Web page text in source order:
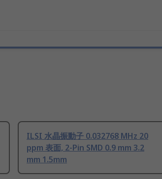
ILSI 水晶振動子 0.032768 MHz 20
ppm 表面, 2-Pin SMD 0.9 mm 3.2
mm 1.5mm